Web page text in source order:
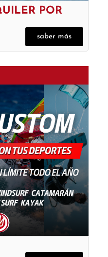
POR
saber más